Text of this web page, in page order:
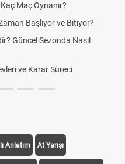
Maç Oynanır?
Başlıyor ve Bitiyor?
Güncel Sezonda Nasıl
ve Karar Süreci
Anlatım At Yarışı